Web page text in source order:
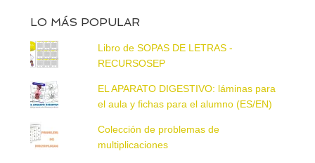
LO MÁS POPULAR
Libro de SOPAS DE LETRAS -
RECURSOSEP
EL APARATO DIGESTIVO: láminas para
el aula y fichas para el alumno (ES/EN)
Colección de problemas de
multiplicaciones